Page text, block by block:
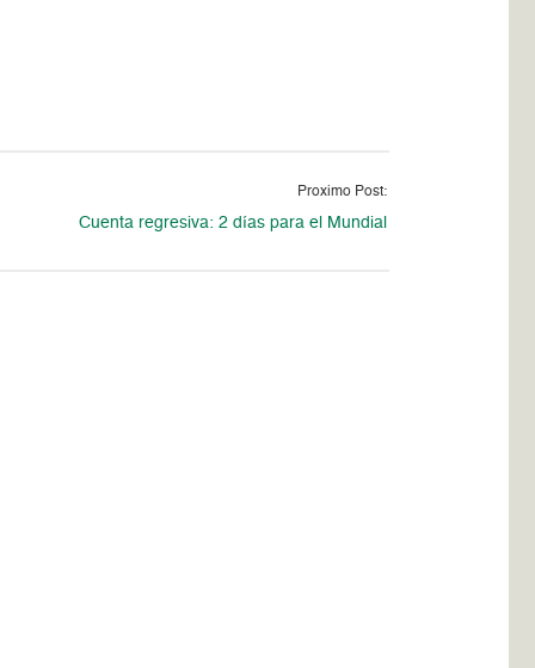
Proximo Post:
Cuenta regresiva: 2 días para el Mundial